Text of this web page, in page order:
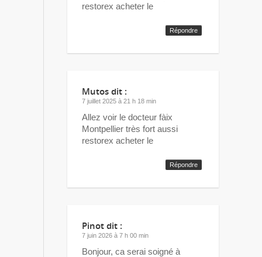
restorex acheter le
Répondre
Mutos dit :
7 juillet 2025 à 21 h 18 min
Allez voir le docteur fàix
Montpellier très fort aussi
restorex acheter le
Répondre
Pinot dit :
7 juin 2026 à 7 h 00 min
Bonjour, ca serai soigné à